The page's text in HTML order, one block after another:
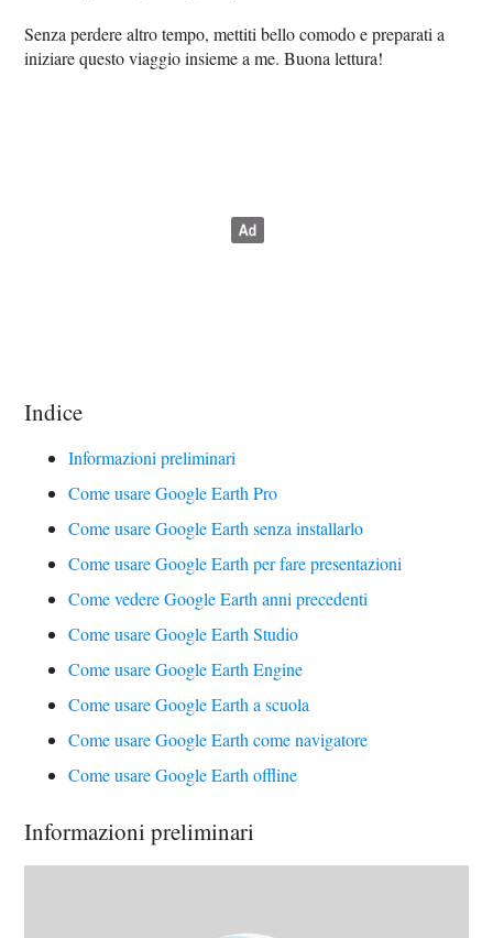
Senza perdere altro tempo, mettiti bello comodo e preparati a
iniziare questo viaggio insieme a me. Buona lettura!
Indice
Informazioni preliminari
Come usare Google Earth Pro
Come usare Google Earth senza installarlo
Come usare Google Earth per fare presentazioni
Come vedere Google Earth anni precedenti
Come usare Google Earth Studio
Come usare Google Earth Engine
Come usare Google Earth a scuola
Come usare Google Earth come navigatore
Come usare Google Earth offline
Informazioni preliminari